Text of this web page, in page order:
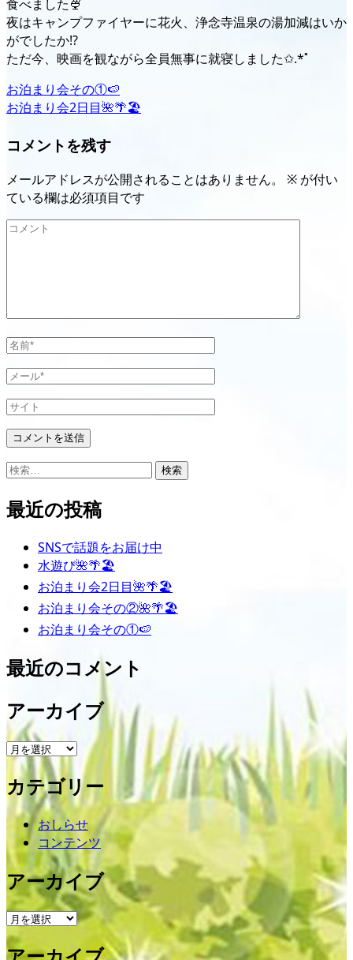
食べました🍨
夜はキャンプファイヤーに花火、浄念寺温泉の湯加減はいか
がでしたか⁉️
ただ今、映画を観ながら全員無事に就寝しました✩.*˚
投
稿
ナ
ビ
ゲ
ー
お泊まり会その①🍉
お泊まり会2日目🌺🌴🏖
コメントを残す
メールアドレスが公開されることはありません。 ※ が付い
ている欄は必須項目です
コ
名
*
メ
ル
*
サ
ト
検
最近の投稿
SNSで話題をお届け中
水遊び🌺🌴🏖
お泊まり会2日目🌺🌴🏖
お泊まり会その②🌺🌴🏖
お泊まり会その①🍉
最近のコメント
アーカイブ
ア
ー
カ
イ
ブ
カテゴリー
おしらせ
コンテンツ
アーカイブ
ア
ー
カ